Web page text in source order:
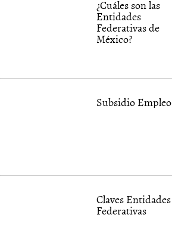
¿Cuáles son las
Entidades
Federativas de
México?
Subsidio Empleo
Claves Entidades
Federativas